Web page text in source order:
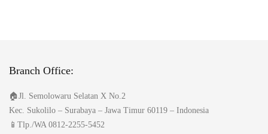
Branch Office:
🏠Jl. Semolowaru Selatan X No.2
Kec. Sukolilo – Surabaya – Jawa Timur 60119 – Indonesia
📱Tlp./WA 0812-2255-5452